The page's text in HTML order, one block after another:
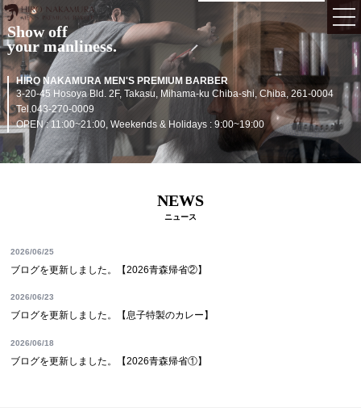
Show off
your manliness.
HIRO NAKAMURA MEN'S PREMIUM BARBER
3-20-45 Hosoya Bld. 2F, Takasu, Mihama-ku Chiba-shi, Chiba, 261-0004
Tel.043-270-0009
OPEN : 11:00~21:00, Weekends & Holidays : 9:00~19:00
MENU メニュー
SALON INFOサロンインフォ
STYLE GALLERYスタイルギャラリー
STAFF スタッフ
BLOGブログ
PRODUCTS製品紹介
HEAD SPAヘッドスパ
NEWS
ニュース
2026/06/25
ブログを更新しました。【2026青森帰省②】
2026/06/23
ブログを更新しました。【息子特製のカレー】
2026/06/18
ブログを更新しました。【2026青森帰省①】